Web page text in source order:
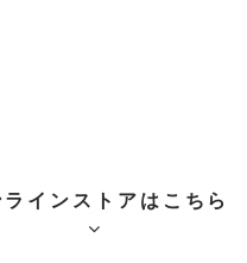
インストアはこちら